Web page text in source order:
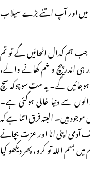
میں اور آپ اتنے بڑے سیلاب
جب ہم کدال اٹھائیں گے تو تم
ہی اندر پیچ و خم کھانے والے،
گے۔ یہ مت سوچوکہ سچ
سے دنیا خالی ہوگئی ہے۔
ہیں۔ البتہ فرق اتنا ہے کہ
آدمی اپنی انا اور عزت بچانے
بسم اللہ تو کرو، پھر دیکھو کیا